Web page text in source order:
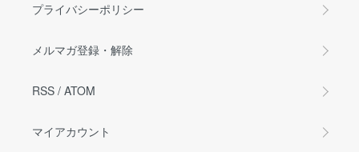
プライバシーポリシー
メルマガ登録・解除
RSS / ATOM
マイアカウント